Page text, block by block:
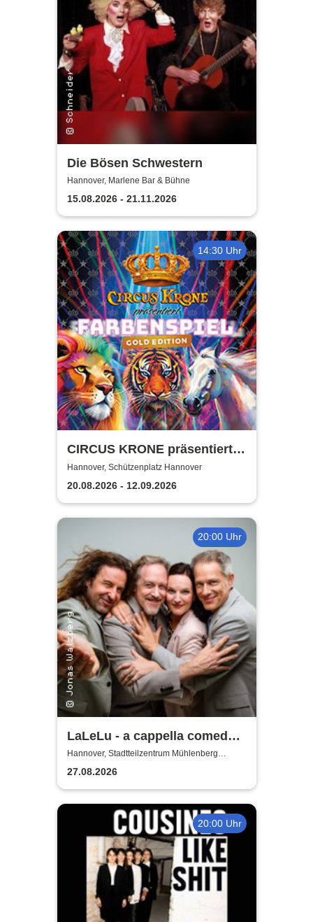
Die Bösen Schwestern
Hannover, Marlene Bar & Bühne
15.08.2026 - 21.11.2026
14:30 Uhr
CIRCUS KRONE präsentiert
FARBENSPIEL - Gold Edition
| Hannover
Hannover, Schützenplatz Hannover
20.08.2026 - 12.09.2026
20:00 Uhr
LaLeLu - a cappella comedy -
Urlaub vom Hirn
Hannover, Stadtteilzentrum Mühlenberg
Hannover
27.08.2026
20:00 Uhr